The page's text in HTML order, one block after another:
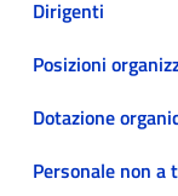
Dirigenti
Posizioni
Dotazione
Personale non